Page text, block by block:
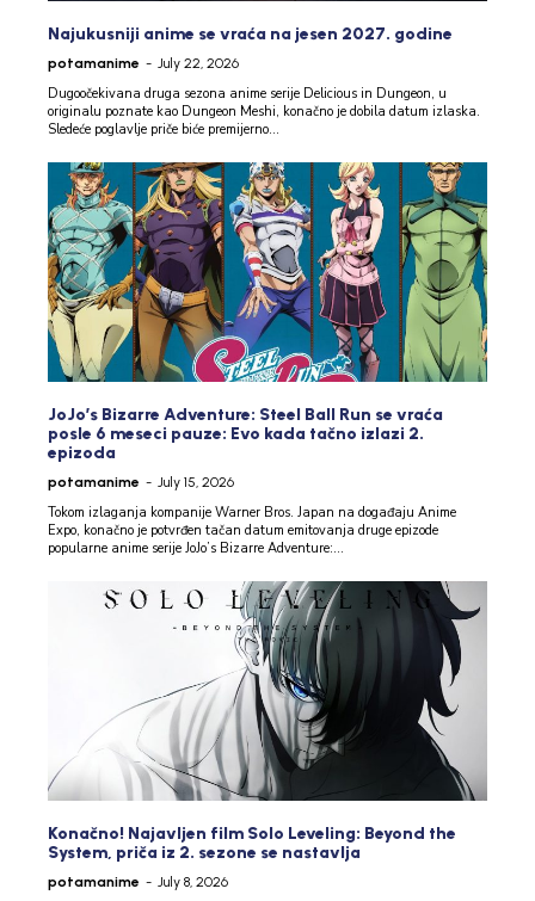
Najukusniji anime se vraća na jesen 2027. godine
potamanime - July 22, 2026
Dugoočekivana druga sezona anime serije Delicious in Dungeon, u
originalu poznate kao Dungeon Meshi, konačno je dobila datum izlaska.
Sledeće poglavlje priče biće premijerno...
JoJo’s Bizarre Adventure: Steel Ball Run se vraća
posle 6 meseci pauze: Evo kada tačno izlazi 2.
epizoda
potamanime - July 15, 2026
Tokom izlaganja kompanije Warner Bros. Japan na događaju Anime
Expo, konačno je potvrđen tačan datum emitovanja druge epizode
popularne anime serije JoJo’s Bizarre Adventure:...
Konačno! Najavljen film Solo Leveling: Beyond the
System, priča iz 2. sezone se nastavlja
potamanime - July 8, 2026